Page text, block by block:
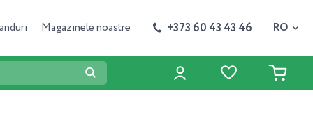
Magazinele noastre +373 60 43 43 46 RO